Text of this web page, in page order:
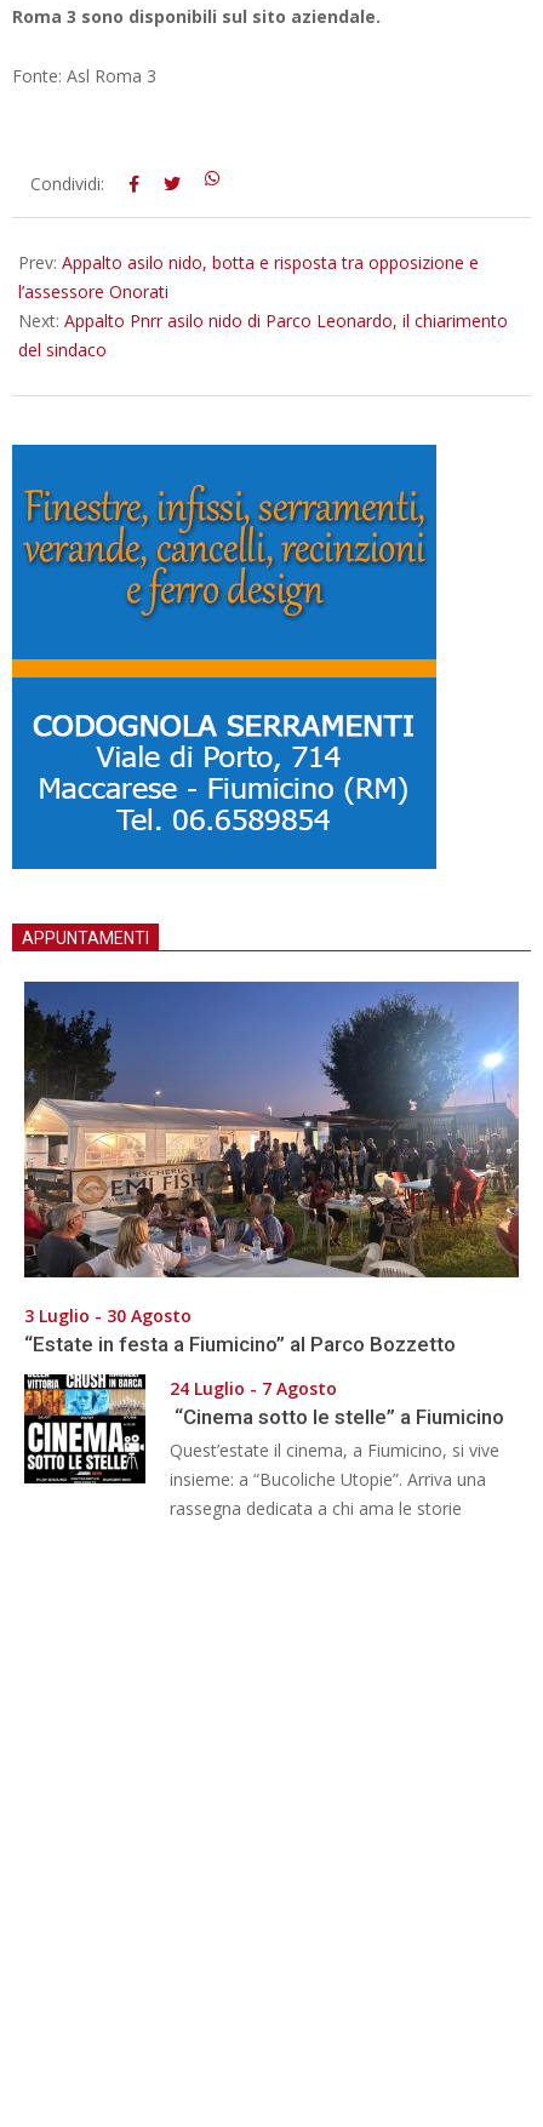
Roma 3 sono disponibili sul sito aziendale.
Fonte: Asl Roma 3
2025-
Condividi:
Prev: Appalto asilo nido, botta e risposta tra opposizione e
l’assessore Onorati
Next: Appalto Pnrr asilo nido di Parco Leonardo, il chiarimento
del sindaco
APPUNTAMENTI
3 Luglio - 30 Agosto
“Estate in festa a Fiumicino” al Parco Bozzetto
24 Luglio - 7 Agosto
“Cinema sotto le stelle” a Fiumicino
Quest’estate il cinema, a Fiumicino, si vive
insieme: a “Bucoliche Utopie”. Arriva una
rassegna dedicata a chi ama le storie